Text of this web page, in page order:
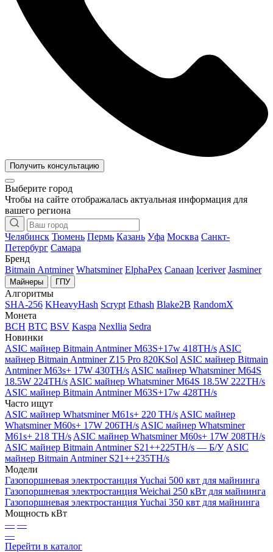
Получить консультацию
Выберите город
Чтобы на сайте отображалась актуальная информация для
вашего региона
Челябинск Тюмень Пермь Казань Уфа Москва Санкт-
Петербург Самара
Бренд
Bitmain Antminer Whatsminer ElphaPex Canaan Iceriver Jasminer
Майнеры ГПУ
Алгоритмы
SHA-256 KHeavyHash Scrypt Ethash Blake2B RandomX
Монета
BCH BTC BSV Kaspa Nexllia Sedra
Новинки
ASIC майнер Bitmain Antminer M63S+17w 418TH/s ASIC
майнер Bitmain Antminer Z15 Pro 820KSol ASIC майнер Bitmain
Antminer M63s+ 17W 430TH/s ASIC майнер Whatsminer M64S
18.5W 224TH/s ASIC майнер Whatsminer M64S 18.5W 222TH/s
ASIC майнер Bitmain Antminer M63S+17w 428TH/s
Часто ищут
ASIC майнер Whatsminer M61s+ 220 TH/s ASIC майнер
Whatsminer M60s+ 17W 206TH/s ASIC майнер Whatsminer
M61s+ 218 TH/s ASIC майнер Whatsminer M60s+ 17W 208TH/s
ASIC майнер Bitmain Antminer S21++225TH/s — Б/У ASIC
майнер Bitmain Antminer S21++235TH/s
Модели
Газопоршневая электростанция Yuchai 500 квт для майнинга
Газопоршневая электростанция Weichai 250 кВт для майнинга
Газопоршневая электростанция Yuchai 350 квт для майнинга
Мощность кВт
— —
—
Перейти в каталог